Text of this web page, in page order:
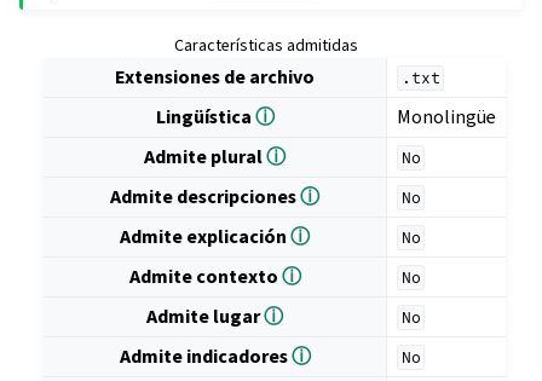
Características admitidas
Extensiones de archivo .txt
Lingüísticaⓘ
Monolingüe
Admite pluralⓘ No
Admite descripcionesⓘ No
Admite explicaciónⓘ No
Admite contextoⓘ No
Admite lugarⓘ No
Admite indicadoresⓘ No